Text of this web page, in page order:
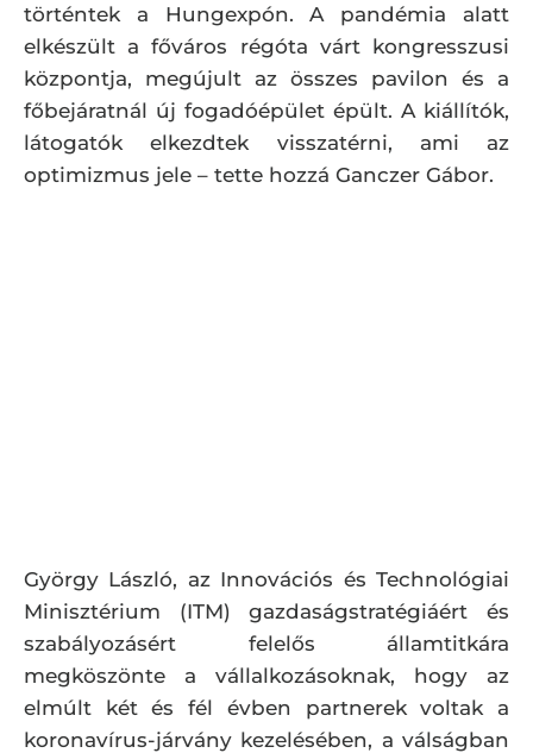
történtek a Hungexpón. A pandémia alatt
elkészült a főváros régóta várt kongresszusi
központja, megújult az összes pavilon és a
főbejáratnál új fogadóépület épült. A kiállítók,
látogatók elkezdtek visszatérni, ami az
optimizmus jele – tette hozzá Ganczer Gábor.
György László, az Innovációs és Technológiai
Minisztérium (ITM) gazdaságstratégiáért és
szabályozásért felelős államtitkára
megköszönte a vállalkozásoknak, hogy az
elmúlt két és fél évben partnerek voltak a
koronavírus-járvány kezelésében, a válságban